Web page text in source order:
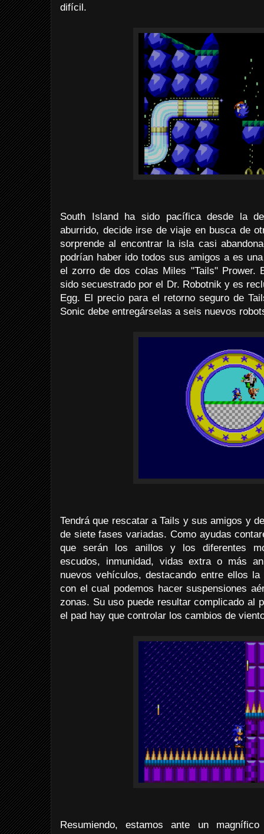
difícil.
South Island ha sido pacífica desde la
aburrido, decide irse de viaje en busca de
sorprende al encontrar la isla casi
podrían haber ido todos sus amigos a es
el zorro de dos colas Miles "Tails" Prower.
sido secuestrado por el Dr. Robotnik y es
Egg. El precio para el retorno seguro de
Sonic debe entregárselas a seis nuevos
Tendrá que rescatar a Tails y sus amigos y
de siete fases variadas. Como ayudas
que serán los anillos y los diferentes
escudos, inmunidad, vidas extra o más
nuevos vehículos, destacando entre ellos
con el cual podemos hacer suspensiones
zonas. Su uso puede resultar complicado al
el pad hay que controlar los cambios de
Resumiendo, estamos ante un